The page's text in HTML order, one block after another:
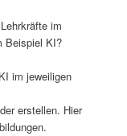
im
Beispiel KI?
im jeweiligen
erstellen. Hier